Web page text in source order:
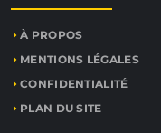
À PROPOS
MENTIONS LÉGALES
CONFIDENTIALITÉ
PLAN DU SITE